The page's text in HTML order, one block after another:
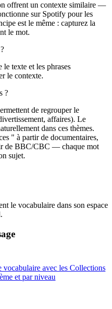
offrent un contexte similaire —
sur Spotify pour les
est le même : capturez la
le mot.
texte et les phrases
le contexte.
?
de regrouper le
affaires). Le
dans ces thèmes.
" à partir de documentaires,
de BBC/CBC — chaque mot
sujet.
le vocabulaire dans son espace
vocabulaire avec les Collections
et par niveau